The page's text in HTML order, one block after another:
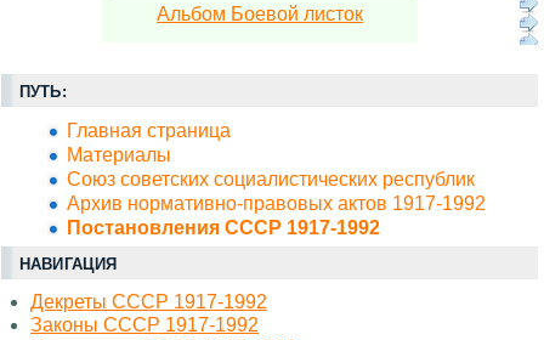
Альбом Боевой листок
ПУТЬ:
Главная страница
Материалы
Союз советских социалистических республик
Архив нормативно-правовых актов 1917-1992
Постановления СССР 1917-1992
НАВИГАЦИЯ
Декреты СССР 1917-1992
Законы СССР 1917-1992